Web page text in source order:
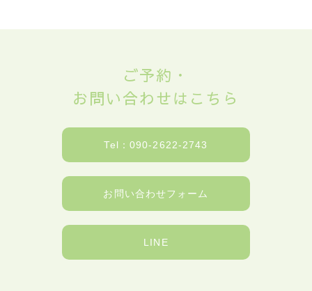
ご予約・
お問い合わせはこちら
Tel：090-2622-2743
お問い合わせフォーム
LINE